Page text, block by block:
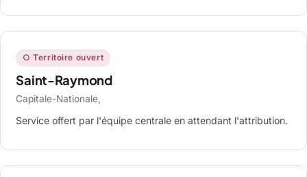
○ Territoire ouvert
Saint-Raymond
Capitale-Nationale,
Service offert par l'équipe centrale en attendant l'attribution.